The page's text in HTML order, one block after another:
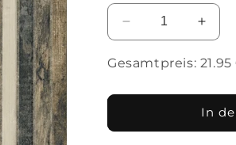
für
Fliese
Tuca
Mix
60x60x2
für
Fliese
Tuca
Mix
Verringere
die
Menge
Fliese
Mix
die
Tuca
Mix
Gesamtpreis: 21.95
In